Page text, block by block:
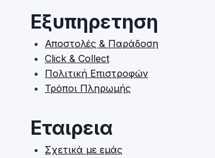
Εξυπηρετηση
Αποστολές & Παράδοση
Click & Collect
Πολιτική Επιστροφών
Τρόποι Πληρωμής
Εταιρεια
Σχετικά με εμάς